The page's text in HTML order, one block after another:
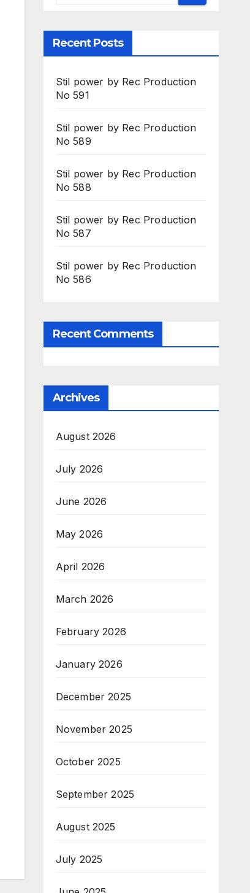
Recent Posts
Stil power by Rec Production
No 591
Stil power by Rec Production
No 589
Stil power by Rec Production
No 588
Stil power by Rec Production
No 587
Stil power by Rec Production
No 586
Recent Comments
Archives
August 2026
July 2026
June 2026
May 2026
April 2026
March 2026
February 2026
January 2026
December 2025
November 2025
October 2025
September 2025
August 2025
July 2025